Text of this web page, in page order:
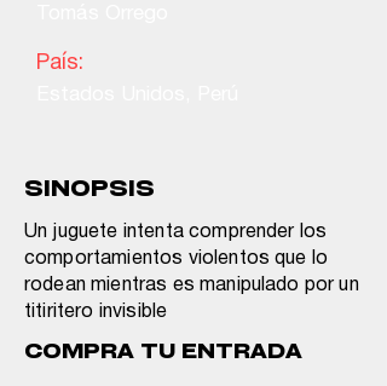
País:
SINOPSIS
Un juguete intenta comprender los
comportamientos violentos que lo
rodean mientras es manipulado por un
titiritero invisible
COMPRA TU ENTRADA